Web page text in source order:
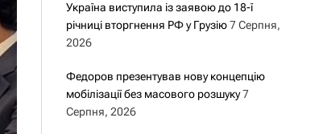
Україна виступила із заявою до 18-ї
річниці вторгнення РФ у Грузію 7 Серпня,
2026
Федоров презентував нову концепцію
мобілізації без масового розшуку 7
Серпня, 2026